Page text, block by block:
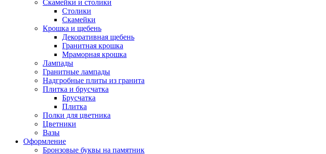
Скамейки и столики
Столики
Скамейки
Крошка и щебень
Декоративная щебень
Гранитная крошка
Мраморная крошка
Лампады
Гранитные лампады
Надгробные плиты из гранита
Плитка и брусчатка
Брусчатка
Плитка
Полки для цветника
Цветники
Вазы
Оформление
Бронзовые буквы на памятник